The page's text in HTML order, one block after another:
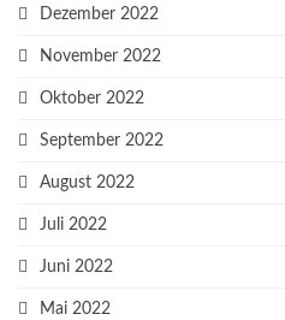
Dezember 2022
November 2022
Oktober 2022
September 2022
August 2022
Juli 2022
Juni 2022
Mai 2022